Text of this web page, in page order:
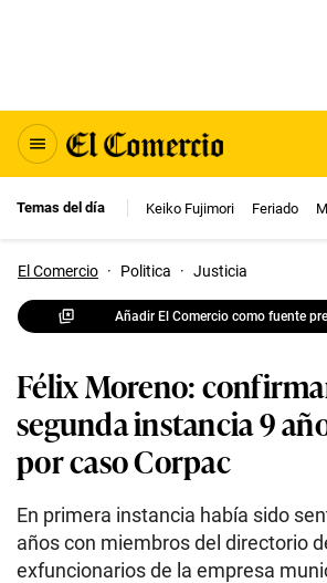
Temas del día Keiko Fujimori Feriado
El Comercio · Politica · Justicia
Añadir El Comercio como fuente
Félix Moreno:
segunda instancia 9
por caso Corpac
En primera instancia había sido
años con miembros del directorio
exfuncionarios de la empresa